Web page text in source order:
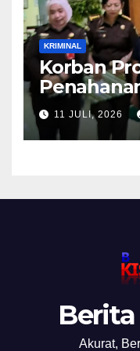
KRIMINAL
Korban
Kasi
Nanti
11 JULI, 2026
Akurat,